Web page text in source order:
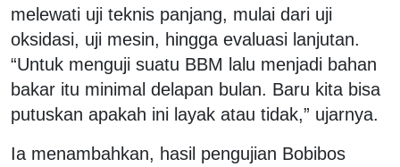
melewati uji teknis panjang, mulai dari uji
oksidasi, uji mesin, hingga evaluasi lanjutan.
“Untuk menguji suatu BBM lalu menjadi bahan
bakar itu minimal delapan bulan. Baru kita bisa
putuskan apakah ini layak atau tidak,” ujarnya.
Ia menambahkan, hasil pengujian Bobibos